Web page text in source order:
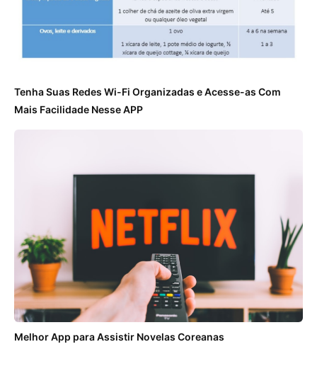
Tenha Suas Redes Wi-Fi Organizadas e Acesse-as Com
Mais Facilidade Nesse APP
Melhor App para Assistir Novelas Coreanas